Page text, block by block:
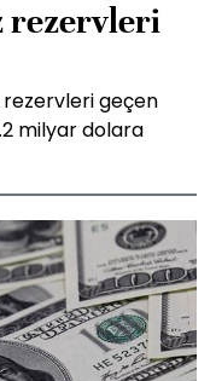
rezervleri
rezervleri geçen
milyar dolara